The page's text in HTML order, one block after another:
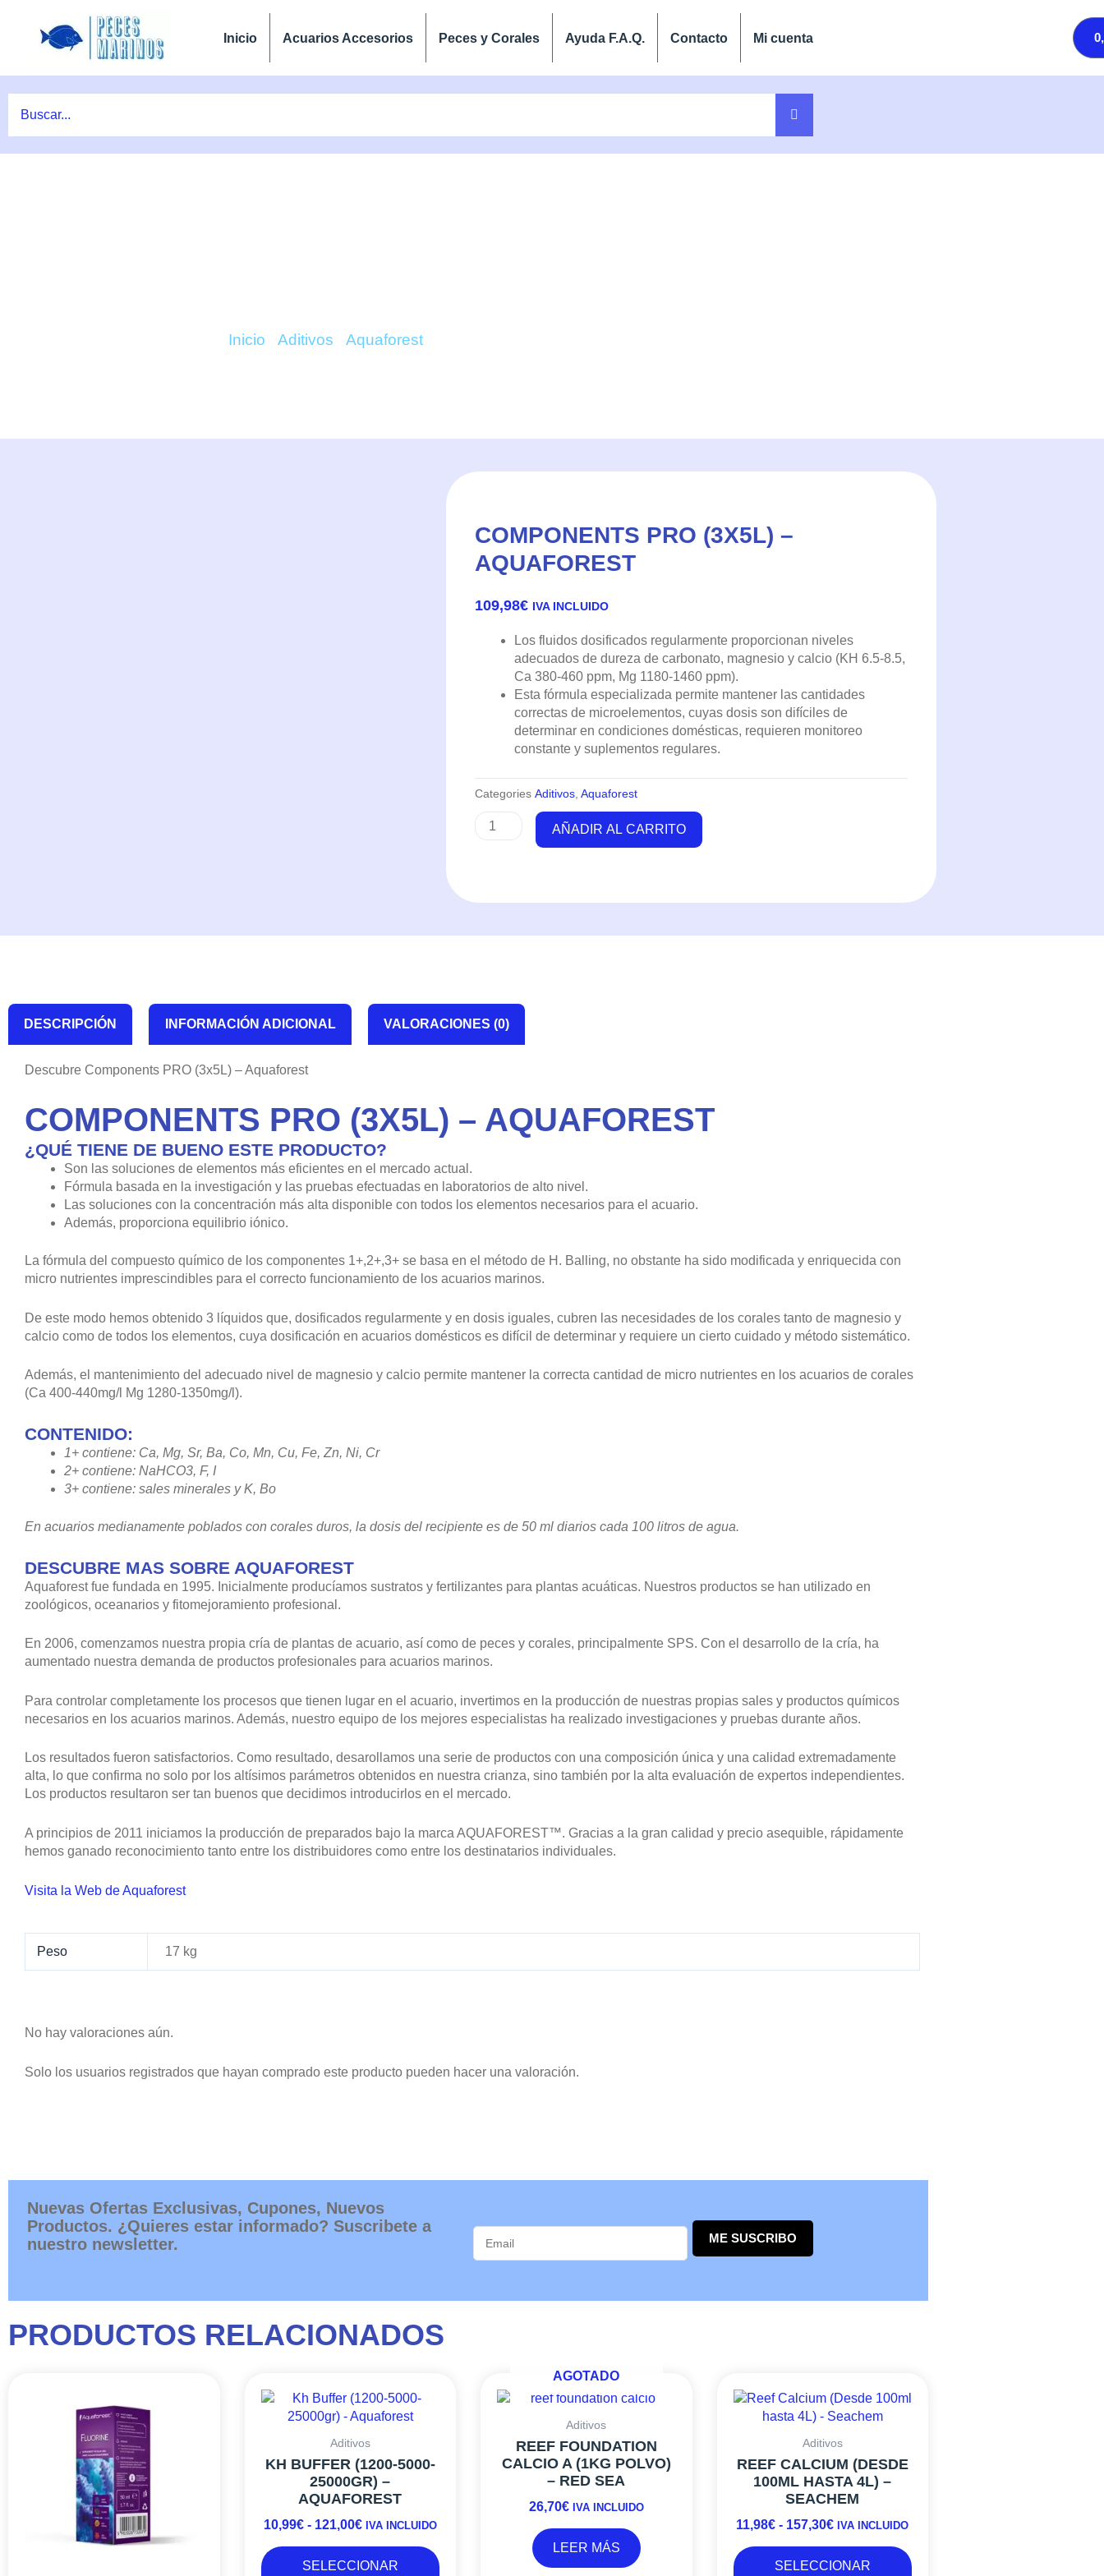
contenido
Inicio Acuarios Accesorios Peces y Corales Ayuda F.A.Q. Contacto Mi cuenta
Inicio Aditivos Aquaforest
COMPONENTS PRO (3X5L) –
AQUAFOREST
109,98€ IVA INCLUIDO
Los fluidos dosificados regularmente proporcionan niveles
adecuados de dureza de carbonato, magnesio y calcio (KH 6.5-8.5,
Ca 380-460 ppm, Mg 1180-1460 ppm).
Esta fórmula especializada permite mantener las cantidades
correctas de microelementos, cuyas dosis son difíciles de
determinar en condiciones domésticas, requieren monitoreo
constante y suplementos regulares.
Categories Aditivos Aquaforest
Components
AÑADIR AL CARRITO
DESCRIPCIÓN INFORMACIÓN ADICIONAL VALORACIONES (0)
Descubre Components PRO (3x5L) – Aquaforest
COMPONENTS PRO (3X5L) – AQUAFOREST
¿QUÉ TIENE DE BUENO ESTE PRODUCTO?
Son las soluciones de elementos más eficientes en el mercado actual.
Fórmula basada en la investigación y las pruebas efectuadas en laboratorios de alto nivel.
Las soluciones con la concentración más alta disponible con todos los elementos necesarios para el acuario.
Además, proporciona equilibrio iónico.
La fórmula del compuesto químico de los componentes 1+,2+,3+ se basa en el método de H. Balling, no obstante ha sido modificada y enriquecida con
micro nutrientes imprescindibles para el correcto funcionamiento de los acuarios marinos.
De este modo hemos obtenido 3 líquidos que, dosificados regularmente y en dosis iguales, cubren las necesidades de los corales tanto de magnesio y
calcio como de todos los elementos, cuya dosificación en acuarios domésticos es difícil de determinar y requiere un cierto cuidado y método sistemático.
Además, el mantenimiento del adecuado nivel de magnesio y calcio permite mantener la correcta cantidad de micro nutrientes en los acuarios de corales
(Ca 400-440mg/l Mg 1280-1350mg/l).
CONTENIDO:
1+ contiene: Ca, Mg, Sr, Ba, Co, Mn, Cu, Fe, Zn, Ni, Cr
2+ contiene: NaHCO3, F, I
3+ contiene: sales minerales y K, Bo
En acuarios medianamente poblados con corales duros, la dosis del recipiente es de 50 ml diarios cada 100 litros de agua.
DESCUBRE MAS SOBRE AQUAFOREST
Aquaforest fue fundada en 1995. Inicialmente producíamos sustratos y fertilizantes para plantas acuáticas. Nuestros productos se han utilizado en
zoológicos, oceanarios y fitomejoramiento profesional.
En 2006, comenzamos nuestra propia cría de plantas de acuario, así como de peces y corales, principalmente SPS. Con el desarrollo de la cría, ha
aumentado nuestra demanda de productos profesionales para acuarios marinos.
Para controlar completamente los procesos que tienen lugar en el acuario, invertimos en la producción de nuestras propias sales y productos químicos
necesarios en los acuarios marinos. Además, nuestro equipo de los mejores especialistas ha realizado investigaciones y pruebas durante años.
Los resultados fueron satisfactorios. Como resultado, desarollamos una serie de productos con una composición única y una calidad extremadamente
alta, lo que confirma no solo por los altísimos parámetros obtenidos en nuestra crianza, sino también por la alta evaluación de expertos independientes.
Los productos resultaron ser tan buenos que decidimos introducirlos en el mercado.
A principios de 2011 iniciamos la producción de preparados bajo la marca AQUAFOREST™. Gracias a la gran calidad y precio asequible, rápidamente
hemos ganado reconocimiento tanto entre los distribuidores como entre los destinatarios individuales.
Visita la Web de Aquaforest
Peso 17 kg
No hay valoraciones aún.
Solo los usuarios registrados que hayan comprado este producto pueden hacer una valoración.
Nuevas Ofertas Exclusivas, Cupones, Nuevos
Productos. ¿Quieres estar informado? Suscribete a
nuestro newsletter.
ME SUSCRIBO
PRODUCTOS RELACIONADOS
Aditivos
KH BUFFER (1200-5000-
25000GR) –
AQUAFOREST
10,99€ - 121,00€
DE
PRECIOS:
DESDE
10,99€
HASTA
121,00€
IVA INCLUIDO
SELECCIONAR
en
AGOTADO
Aditivos
REEF FOUNDATION
CALCIO A (1KG POLVO)
– RED SEA
26,70€ IVA INCLUIDO
LEER MÁS
Aditivos
REEF CALCIUM (DESDE
100ML HASTA 4L) –
SEACHEM
11,98€ - 157,30€
DE
PRECIOS:
DESDE
11,98€
HASTA
157,30€
IVA INCLUIDO
SELECCIONAR
en